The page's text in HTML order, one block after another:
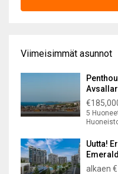
Viimeisimmät asunnot
5
Uutta!
alkaen